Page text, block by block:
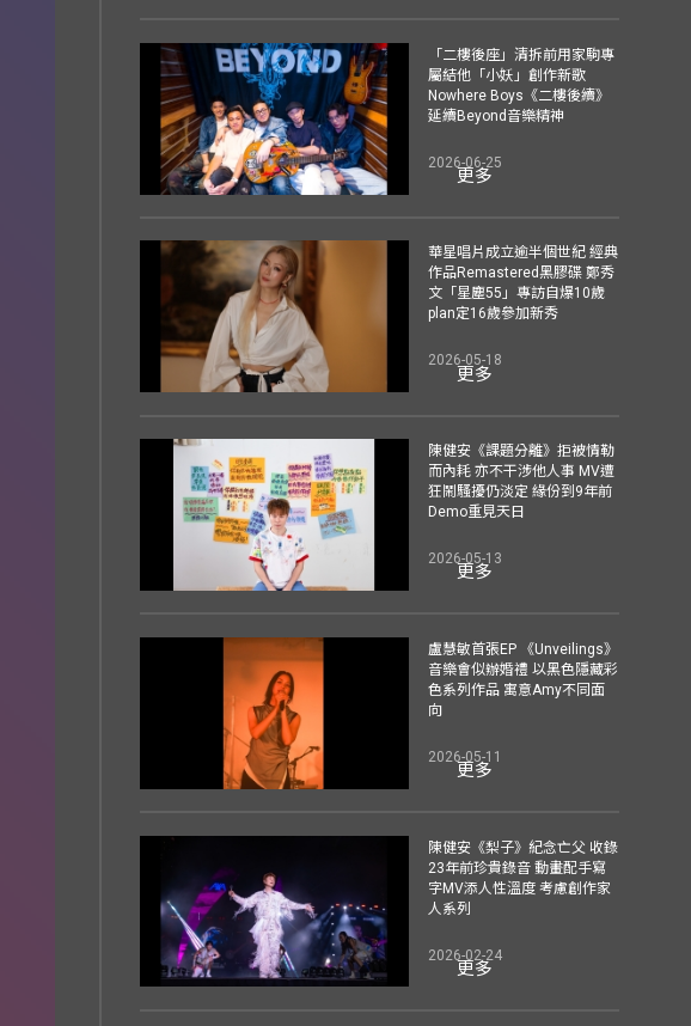
「二樓後座」清拆前用家駒專
屬結他「小妖」創作新歌
Nowhere Boys《二樓後續》
延續Beyond音樂精神
2026-06-25
更多
華星唱片成立逾半個世紀 經典
作品Remastered黑膠碟 鄭秀
文「星塵55」專訪自爆10歲
plan定16歲參加新秀
2026-05-18
更多
陳健安《課題分離》拒被情勒
而內耗 亦不干涉他人事 MV遭
狂鬧騷擾仍淡定 緣份到9年前
Demo重見天日
2026-05-13
更多
盧慧敏首張EP 《Unveilings》
音樂會似辦婚禮 以黑色隱藏彩
色系列作品 寓意Amy不同面
向
2026-05-11
更多
陳健安《梨子》紀念亡父 收錄
23年前珍貴錄音 動畫配手寫
字MV添人性溫度 考慮創作家
人系列
2026-02-24
更多